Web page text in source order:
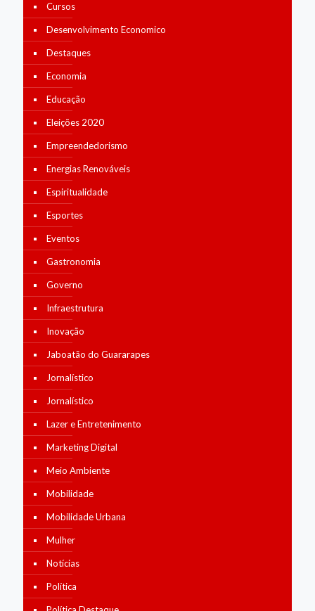
Cursos
Desenvolvimento Economico
Destaques
Economia
Educação
Eleições 2020
Empreendedorismo
Energias Renováveis
Espiritualidade
Esportes
Eventos
Gastronomia
Governo
Infraestrutura
Inovação
Jaboatão do Guararapes
Jornalístico
Jornalístico
Lazer e Entretenimento
Marketing Digital
Meio Ambiente
Mobilidade
Mobilidade Urbana
Mulher
Notícias
Política